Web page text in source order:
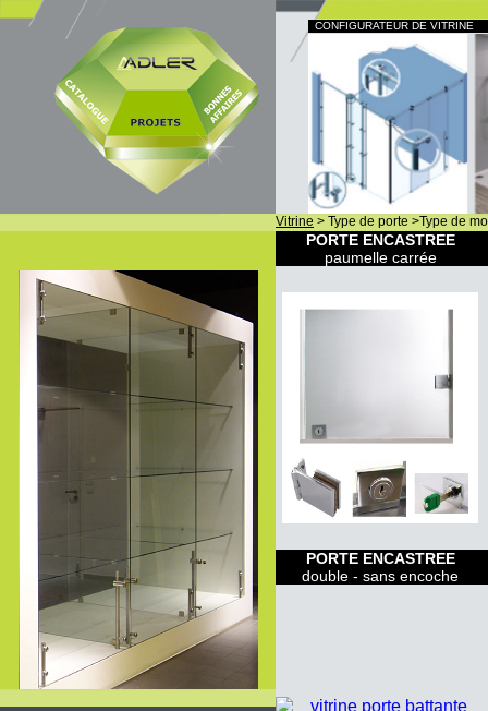
CONFIGURATEUR DE VITRINE
Vitrine > Type de porte >Type de
PORTE ENCASTREE
paumelle carrée
PORTE ENCASTREE
double - sans encoche